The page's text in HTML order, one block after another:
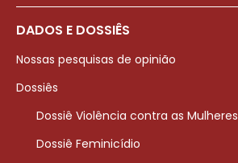
DADOS E DOSSIÊS
Nossas pesquisas de opinião
Dossiês
Dossiê Violência contra as Mulheres
Dossiê Feminicídio